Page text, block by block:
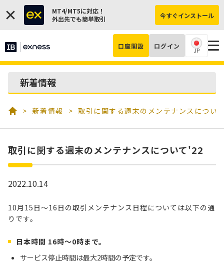
MT4/MT5に対応！
外出先でも簡単取引
今すぐインストール
口座開設 ログイン
JP
新着情報
新着情報 取引に関する週末のメンテナンスについ
取引に関する週末のメンテナンスについて'22
2022.10.14
10月15日～16日の取引メンテナンス日程については以下の通
りです。
日本時間 16時〜0時まで。
サービス停止時間は最大2時間の予定です。